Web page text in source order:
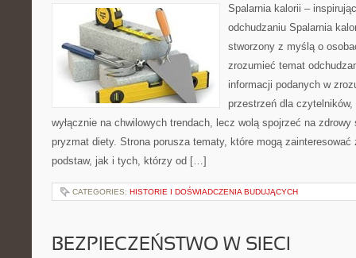
Spalarnia kalorii –
odchudzaniu Spalarnia
stworzony z myślą o
zrozumieć temat
informacji podanych w
przestrzeń dla
wyłącznie na chwilowych trendach, lecz wolą spojrzeć na
pryzmat diety. Strona porusza tematy, które mogą
podstaw, jak i tych, którzy od […]
CATEGORIES: HISTORIE I DOŚWIADCZENIA BUDUJĄCYCH
BEZPIECZEŃSTWO W SIECI